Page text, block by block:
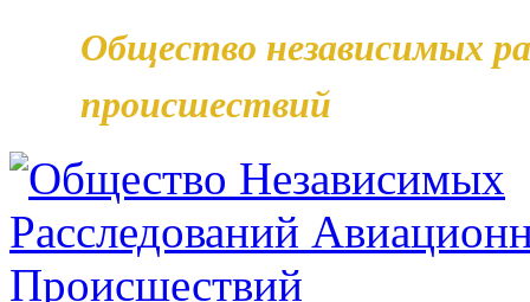
Общество независимых
происшествий